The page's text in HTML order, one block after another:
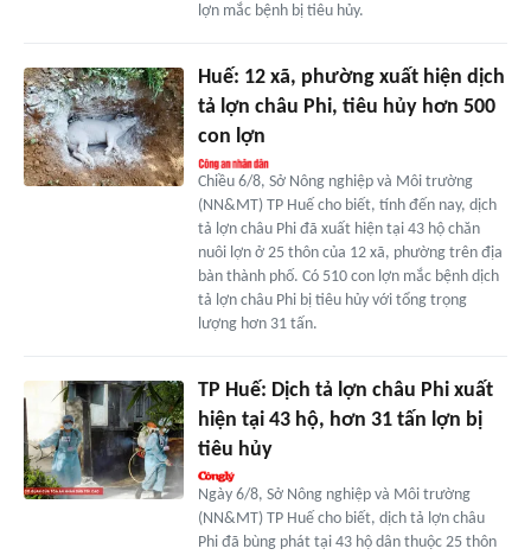
lợn mắc bệnh bị tiêu hủy.
Huế: 12 xã, phường xuất hiện dịch
tả lợn châu Phi, tiêu hủy hơn 500
con lợn
Chiều 6/8, Sở Nông nghiệp và Môi trường
(NN&MT) TP Huế cho biết, tính đến nay, dịch
tả lợn châu Phi đã xuất hiện tại 43 hộ chăn
nuôi lợn ở 25 thôn của 12 xã, phường trên địa
bàn thành phố. Có 510 con lợn mắc bệnh dịch
tả lợn châu Phi bị tiêu hủy với tổng trọng
lượng hơn 31 tấn.
TP Huế: Dịch tả lợn châu Phi xuất
hiện tại 43 hộ, hơn 31 tấn lợn bị
tiêu hủy
Ngày 6/8, Sở Nông nghiệp và Môi trường
(NN&MT) TP Huế cho biết, dịch tả lợn châu
Phi đã bùng phát tại 43 hộ dân thuộc 25 thôn